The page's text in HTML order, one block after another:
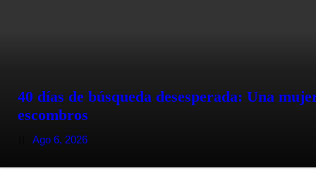
40 días de búsqueda desesperada: Una
escombros
Ago 6, 2026